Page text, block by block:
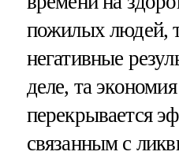
пожилых людей,
негативные
деле, та
перекрывается
связанным с